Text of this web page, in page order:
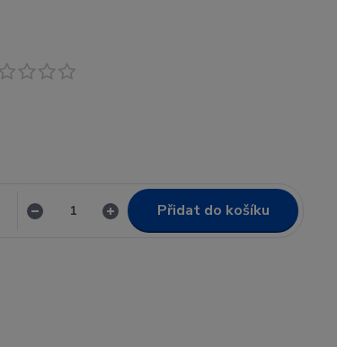
Přidat do košíku